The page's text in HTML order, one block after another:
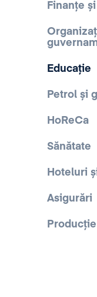
Finanțe
Educație
Petrol și
HoReCa
Sănătate
Hoteluri
Asigurări
Producție